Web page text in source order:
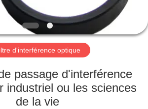
d'interférence optique
passage d'interférence
industriel ou les sciences
de la vie